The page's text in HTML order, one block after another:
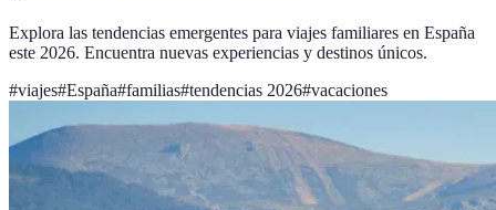
Explora las tendencias emergentes para viajes familiares en España
este 2026. Encuentra nuevas experiencias y destinos únicos.
#viajes#España#familias#tendencias 2026#vacaciones